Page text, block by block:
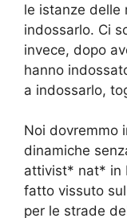
le istanze delle
indossarlo. Ci
invece, dopo
hanno
a indossarlo,
Noi dovremmo
dinamiche
attivist* nat* in
fatto vissuto
per le strade